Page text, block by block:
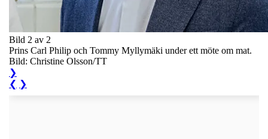
Bild 2 av 2
Prins Carl Philip och Tommy Myllymäki under ett möte om mat.
Bild: Christine Olsson/TT
❯
❮ ❯